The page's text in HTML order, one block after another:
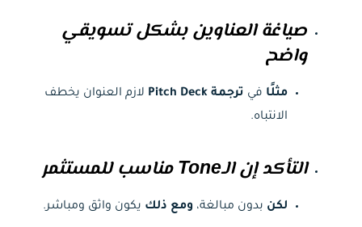
صياغة العناوين بشكل تسويقي
واضح
مثلًا في ترجمة Pitch Deck
لازم العنوان يخطف
الانتباه.
التأكد إن الـTone مناسب للمستثمر
لكن بدون مبالغة، ومع ذلك يكون واثق ومباشر.